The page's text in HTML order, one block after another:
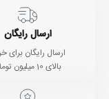
ارسال رایگان
ارسال رایگان برای
بالای 10 میلیون تومان